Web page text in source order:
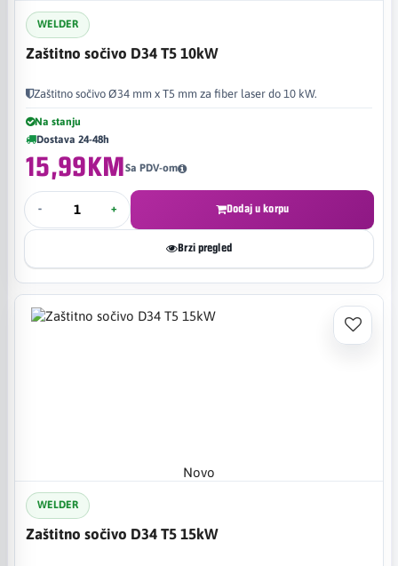
WELDER
Zaštitno sočivo D34 T5 10kW
Zaštitno sočivo Ø34 mm x T5 mm za fiber laser do 10 kW.
Na stanju
Dostava 24-48h
15,99KMSa PDV-om
- + Dodaj u korpu
Brzi pregled
Novo
WELDER
Zaštitno sočivo D34 T5 15kW